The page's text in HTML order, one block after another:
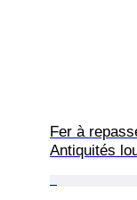
Fer à
Antiquités